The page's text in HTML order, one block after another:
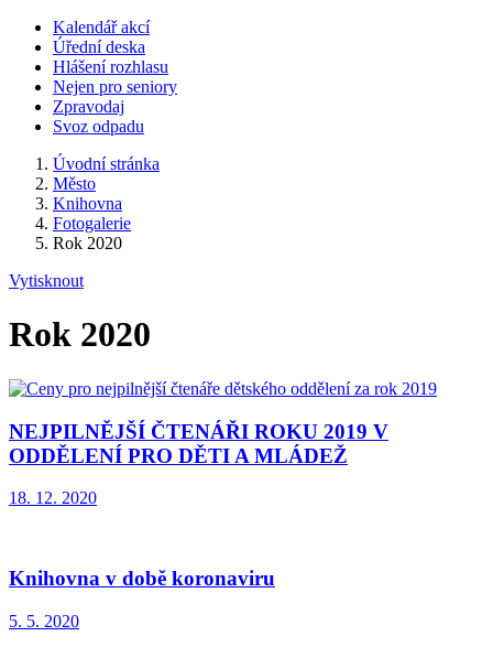
Kalendář akcí
Úřední deska
Hlášení rozhlasu
Nejen pro seniory
Zpravodaj
Svoz odpadu
Úvodní stránka
Město
Knihovna
Fotogalerie
Rok 2020
Vytisknout
Rok 2020
NEJPILNĚJŠÍ ČTENÁŘI ROKU 2019 V
ODDĚLENÍ PRO DĚTI A MLÁDEŽ
18. 12. 2020
Knihovna v době koronaviru
5. 5. 2020